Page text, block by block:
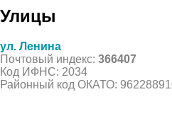
Улицы
ул. Ленина
Почтовый индекс: 366407
Код ИФНС: 2034
Районный код ОКАТО: